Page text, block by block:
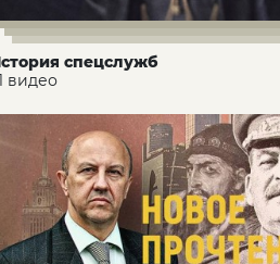
спецслужб
видео